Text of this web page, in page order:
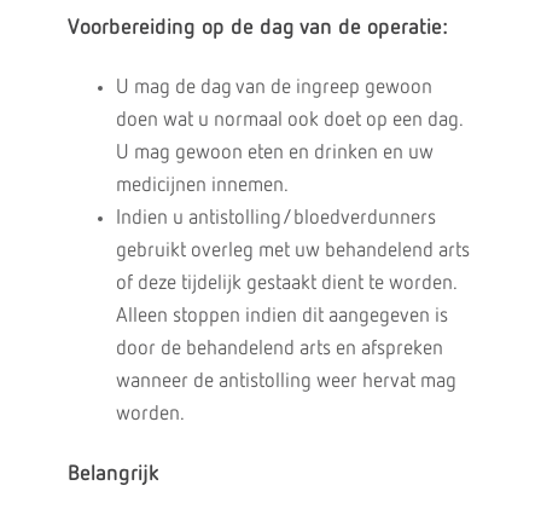
Voorbereiding op de dag van de operatie:
U mag de dag van de ingreep gewoon
doen wat u normaal ook doet op een dag.
U mag gewoon eten en drinken en uw
medicijnen innemen.
Indien u antistolling/bloedverdunners
gebruikt overleg met uw behandelend arts
of deze tijdelijk gestaakt dient te worden.
Alleen stoppen indien dit aangegeven is
door de behandelend arts en afspreken
wanneer de antistolling weer hervat mag
worden.
Belangrijk